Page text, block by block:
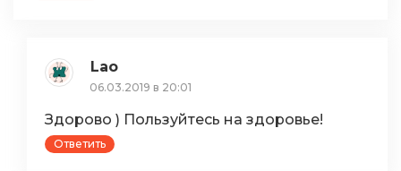
Lao
06.03.2019 в 20:01
Здорово ) Пользуйтесь на здоровье!
Ответить